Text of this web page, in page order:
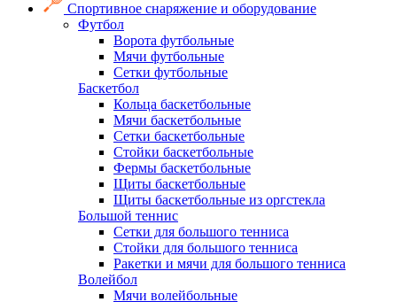
Спортивное снаряжение и оборудование
Футбол
Ворота футбольные
Мячи футбольные
Сетки футбольные
Баскетбол
Кольца баскетбольные
Мячи баскетбольные
Сетки баскетбольные
Стойки баскетбольные
Фермы баскетбольные
Щиты баскетбольные
Щиты баскетбольные из оргстекла
Большой теннис
Сетки для большого тенниса
Стойки для большого тенниса
Ракетки и мячи для большого тенниса
Волейбол
Мячи волейбольные